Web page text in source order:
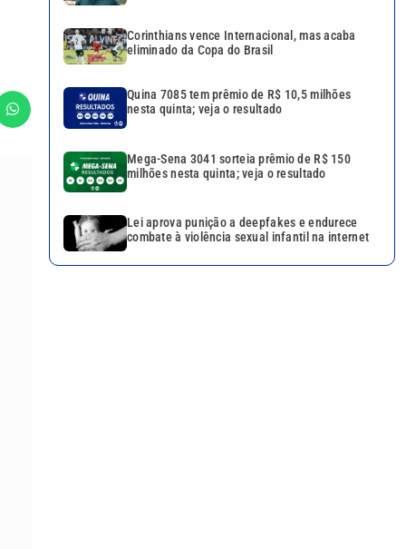
Corinthians vence Internacional, mas acaba
eliminado da Copa do Brasil
Quina 7085 tem prêmio de R$ 10,5 milhões
nesta quinta; veja o resultado
Mega-Sena 3041 sorteia prêmio de R$ 150
milhões nesta quinta; veja o resultado
Lei aprova punição a deepfakes e endurece
combate à violência sexual infantil na internet